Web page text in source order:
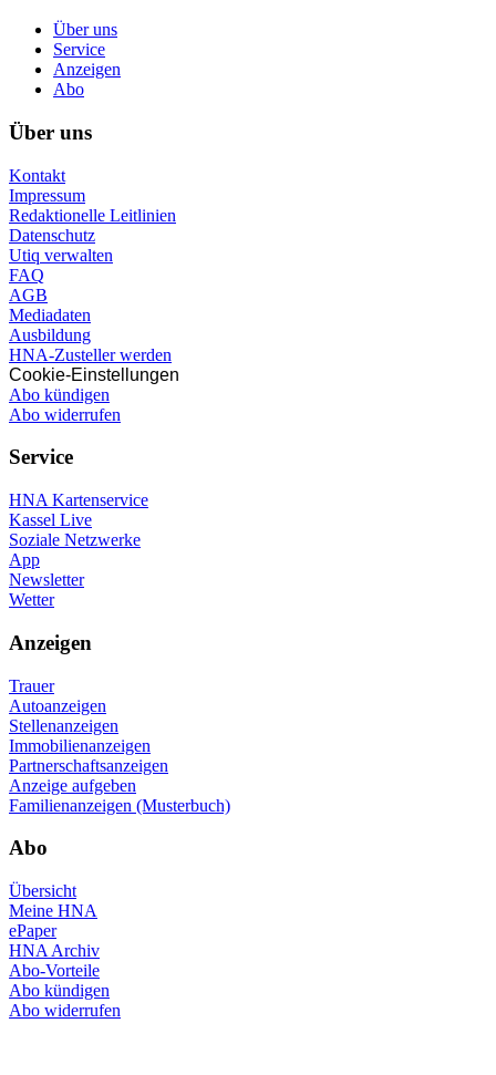
Über uns
Service
Anzeigen
Abo
Über uns
Kontakt
Impressum
Redaktionelle Leitlinien
Datenschutz
Utiq verwalten
FAQ
AGB
Mediadaten
Ausbildung
HNA-Zusteller werden
Cookie-Einstellungen
Abo kündigen
Abo widerrufen
Service
HNA Kartenservice
Kassel Live
Soziale Netzwerke
App
Newsletter
Wetter
Anzeigen
Trauer
Autoanzeigen
Stellenanzeigen
Immobilienanzeigen
Partnerschaftsanzeigen
Anzeige aufgeben
Familienanzeigen (Musterbuch)
Abo
Übersicht
Meine HNA
ePaper
HNA Archiv
Abo-Vorteile
Abo kündigen
Abo widerrufen